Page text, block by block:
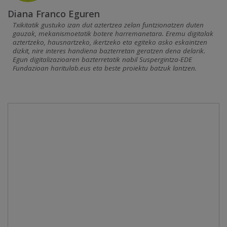
Diana Franco Eguren
Txikitatik gustuko izan dut aztertzea zelan funtzionatzen duten
gauzak, mekanismoetatik botere harremanetara. Eremu digitalak
aztertzeko, hausnartzeko, ikertzeko eta egiteko asko eskaintzen
dizkit, nire interes handiena bazterretan geratzen dena delarik.
Egun digitalizazioaren bazterretatik nabil Suspergintza-EDE
Fundazioan haritulab.eus eta beste proiektu batzuk lantzen.